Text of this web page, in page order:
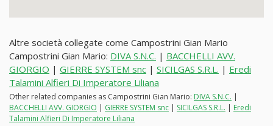
Altre società collegate come Campostrini Gian Mario
Campostrini Gian Mario: DIVA S.N.C. | BACCHELLI AVV.
GIORGIO | GIERRE SYSTEM snc | SICILGAS S.R.L. | Eredi
Talamini Alfieri Di Imperatore Liliana
Other related companies as Campostrini Gian Mario: DIVA S.N.C. |
BACCHELLI AVV. GIORGIO | GIERRE SYSTEM snc | SICILGAS S.R.L. | Eredi
Talamini Alfieri Di Imperatore Liliana